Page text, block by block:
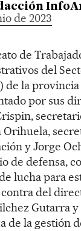
de 2023
de
del
de la
por sus
Orihuela,
y Jorge
de defensa,
lucha para
del
Gutarra
de la gestión